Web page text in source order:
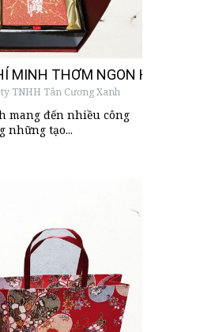
MINH THƠM NGON HẢO HẠNG
TNHH Tân Cương Xanh
mang đến nhiều công
những tạo...